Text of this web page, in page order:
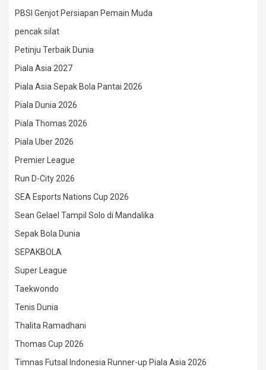
PBSI Genjot Persiapan Pemain Muda
pencak silat
Petinju Terbaik Dunia
Piala Asia 2027
Piala Asia Sepak Bola Pantai 2026
Piala Dunia 2026
Piala Thomas 2026
Piala Uber 2026
Premier League
Run D-City 2026
SEA Esports Nations Cup 2026
Sean Gelael Tampil Solo di Mandalika
Sepak Bola Dunia
SEPAKBOLA
Super League
Taekwondo
Tenis Dunia
Thalita Ramadhani
Thomas Cup 2026
Timnas Futsal Indonesia Runner-up Piala Asia 2026